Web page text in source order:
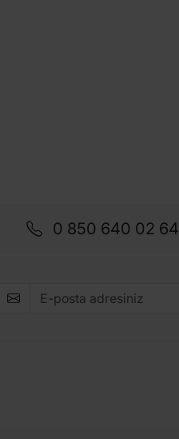
0 850 640 02 64